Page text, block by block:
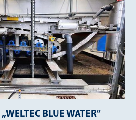
BLUE WATER“